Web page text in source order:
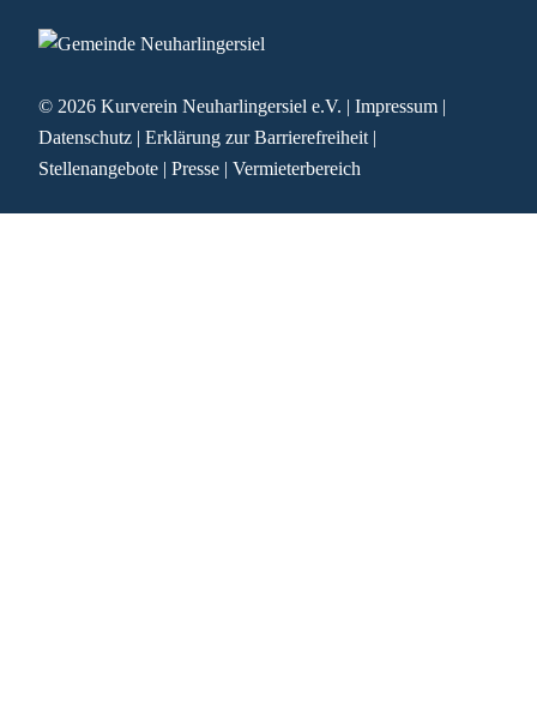
© 2026 Kurverein Neuharlingersiel e.V. | Impressum |
Datenschutz | Erklärung zur Barrierefreiheit |
Stellenangebote | Presse | Vermieterbereich